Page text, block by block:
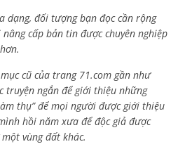
dạng, đối tượng bạn đọc cần rộng
cấp bản tin được chuyên nghiệp
cũ của trang 71.com gần như
truyện ngắn để giới thiệu những
thụ” để mọi người được giới thiệu
hồi năm xưa để độc giả được
vùng đất khác.